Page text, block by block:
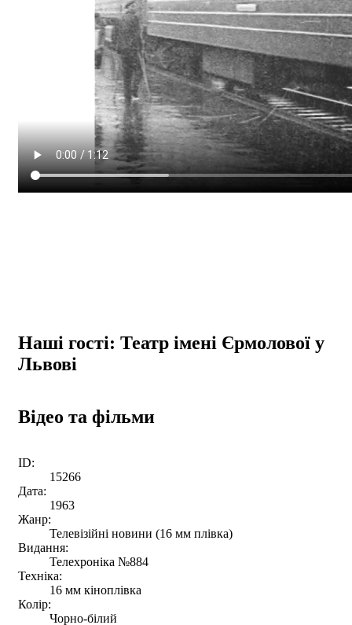
Наші гості: Театр імені Єрмолової у
Львові
Відео та фільми
ID:
15266
Дата:
1963
Жанр:
Телевізійні новини (16 мм плівка)
Видання:
Телехроніка №884
Техніка:
16 мм кіноплівка
Колір:
Чорно-білий